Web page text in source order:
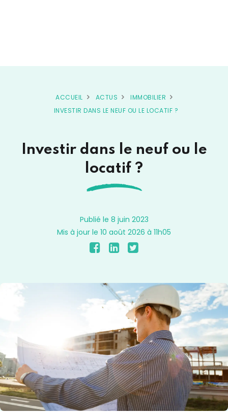
ACCUEIL ACTUS
IMMOBILIER
INVESTIR DANS LE NEUF OU LE LOCATIF ?
Investir dans le neuf ou le
locatif ?
Publié le 8 juin 2023
Mis à jour le 10 août 2026 à 11h05